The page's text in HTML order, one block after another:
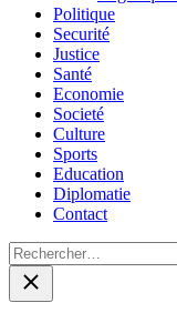
Politique
Securité
Justice
Santé
Economie
Societé
Culture
Sports
Education
Diplomatie
Contact
Rechercher :
Close
search